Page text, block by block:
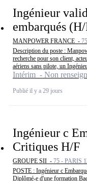
Ingénieur
embarqués
MANPOWER FRANCE -
Description du poste :
recherche pour son client,
aériens sans pilote, un
Intérim - Non
Publié il y a 29 jours
Ingénieur c
Critiques H/F
GROUPE SII - 75 - PARIS
POSTE : Ingénieur c
Diplômé-e d'une formation